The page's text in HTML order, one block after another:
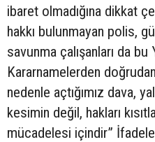
ibaret olmadığına dikkat
hakkı bulunmayan polis,
savunma çalışanları da bu
Kararnamelerden
nedenle açtığımız dava,
kesimin değil, hakları
mücadelesi içindir”